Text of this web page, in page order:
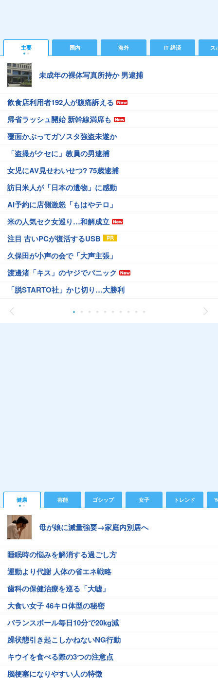
主要 国内 海外 IT 経済 ス
未成年の裸体写真所持か 男逮捕
飲食店利用者192人が腹痛訴える
帰省ラッシュ開始 新幹線満席も
覆面かぶってガソスタ強盗未遂か
「盗撮がクセに」教員の男逮捕
女児にAV見せわいせつ? 75歳逮捕
訪日米人が「日本の遺物」に感動
AI予約に店側激怒「もはやテロ」
米の人気セク女巡り…和解成立
注目 古いPCが復活するUSB
久保田が小声の会で「大声主張」
渡邊渚「キス」のヤジでパニック
「脱STARTO社」かじ切り…大勝利
健康 芸能 ゴシップ 女子 トレンド
母が娘に減量強要→家庭内別居へ
睡眠時の悩みを解消する過ごし方
運動より代謝 人体の省エネ戦略
歯科の保健治療を巡る「大嘘」
大食い女子 46キロ体型の秘密
バランスボール毎日10分で20kg減
躁状態引き起こしかねないNG行動
キウイを食べる際の3つの注意点
脳梗塞になりやすい人の特徴